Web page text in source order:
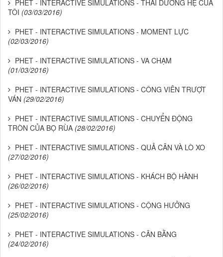
PHET - INTERACTIVE SIMULATIONS - THÁI DƯƠNG HỆ CỦA
TÔI (03/03/2016)
PHET - INTERACTIVE SIMULATIONS - MOMENT LỰC
(02/03/2016)
PHET - INTERACTIVE SIMULATIONS - VA CHẠM
(01/03/2016)
PHET - INTERACTIVE SIMULATIONS - CÔNG VIÊN TRƯỢT
VÁN (29/02/2016)
PHET - INTERACTIVE SIMULATIONS - CHUYỂN ĐỘNG
TRÒN CỦA BỌ RÙA (28/02/2016)
PHET - INTERACTIVE SIMULATIONS - QUẢ CÂN VÀ LÒ XO
(27/02/2016)
PHET - INTERACTIVE SIMULATIONS - KHÁCH BỘ HÀNH
(26/02/2016)
PHET - INTERACTIVE SIMULATIONS - CỘNG HƯỞNG
(25/02/2016)
PHET - INTERACTIVE SIMULATIONS - CÂN BẰNG
(24/02/2016)